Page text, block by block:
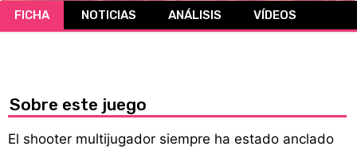
CÓMICS
FICHA NOTICIAS ANÁLISIS VÍDEOS
Sobre este juego
El shooter multijugador siempre ha estado anclado